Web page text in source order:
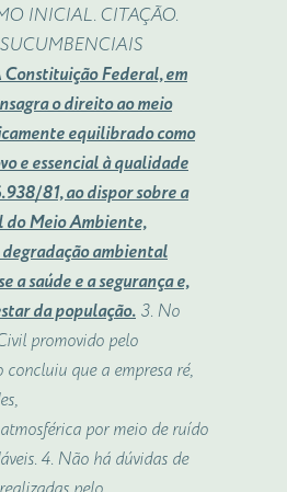
INICIAL. CITAÇÃO.
Constituição Federal, em
o direito ao meio
equilibrado como
e essencial à qualidade
81, ao dispor sobre a
Meio Ambiente,
ambiental
a saúde e a segurança e,
da população. 3. No
promovido pelo
que a empresa ré,
atmosférica por meio de ruído
4. Não há dúvidas de